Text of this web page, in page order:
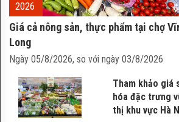
Tương nếp Úc Kỳ
Chè lam Phủ Quảng
2026
Giá cả nông sản, thực phẩm tại chợ
Long
Ngày 05/8/2026, so với ngày 03/8/2026
Tham khảo giá
hóa đặc trưng
thị khu vực Hà